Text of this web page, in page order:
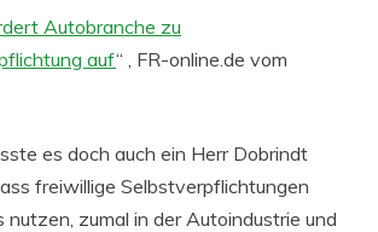
Autobranche zu
auf“ , FR-online.de vom
es doch auch ein Herr Dobrindt
freiwillige Selbstverpflichtungen
nutzen, zumal in der Autoindustrie und